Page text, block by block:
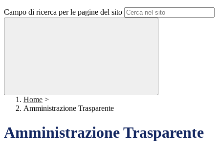
Campo di ricerca per le pagine del sito
Home >
Amministrazione Trasparente
Amministrazione Trasparente